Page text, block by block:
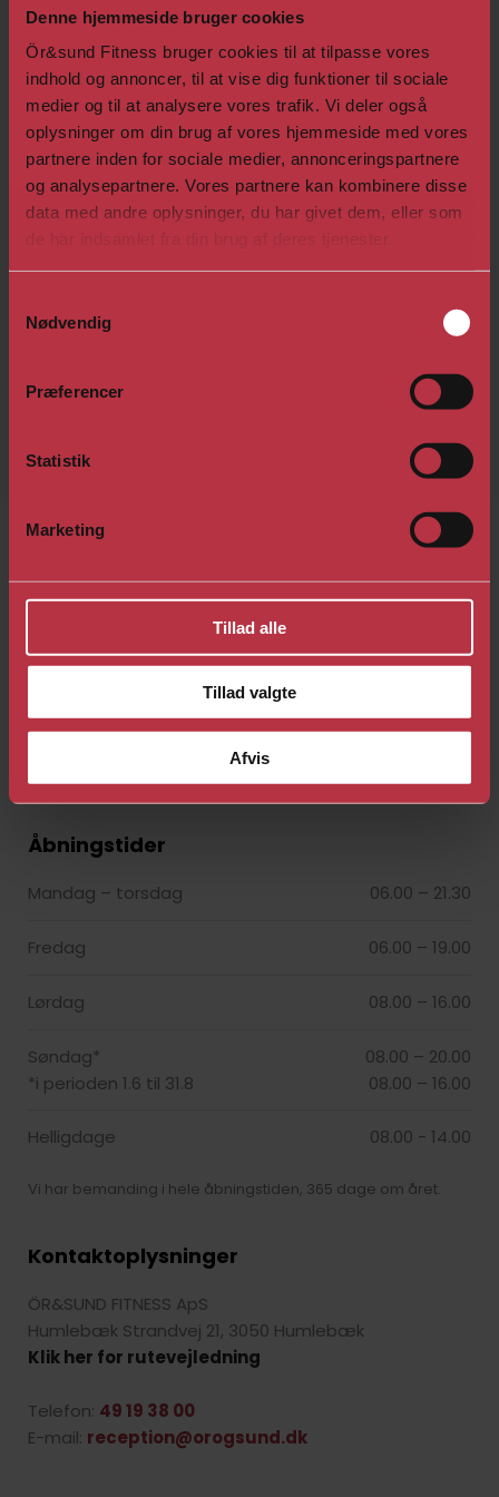
Denne hjemmeside bruger cookies
Ör&sund Fitness bruger cookies til at tilpasse vores
indhold og annoncer, til at vise dig funktioner til sociale
medier og til at analysere vores trafik. Vi deler også
oplysninger om din brug af vores hjemmeside med vores
partnere inden for sociale medier, annonceringspartnere
og analysepartnere. Vores partnere kan kombinere disse
data med andre oplysninger, du har givet dem, eller som
de har indsamlet fra din brug af deres tjenester.
Nødvendig
Præferencer
Statistik
Marketing
Tillad alle
Tillad valgte
Afvis
arbejder med vægtstænger, håndvægte, bold,
elastik og egen kropsvægt til god musik og højt
humør.
Besøg os påFacebook ellerInstagram, hvor du
finder billeder og videoer af dagligdagen, opslag
samt tilbud, events, m.m.
Vil du læse om flere af vores hold?​
Se holdtræning
sundhed og fysiurgiske behandlinger.
Alt hvad du skal bruge for at for blive Ôr&sund.
Åbningstider​
Mandag – torsdag 06.00 – 21.30​
Fredag 06.00 – 19.00​
Lørdag 08.00 – 16.00​
Søndag*
*i perioden 1.6 til 31.8
08.00 – 20.00
08.00 – 16.00​
Helligdage 08.00 - 14.00
Vi har bemanding i hele åbningstiden, 365 dage om året.
Kontaktoplysninger
ÖR&SUND FITNESS ApS
Humlebæk Strandvej 21, 3050 Humlebæk
Klik her for rutevejledning
Telefon: 49 19 38 00
E-mail: reception@orogsund.dk